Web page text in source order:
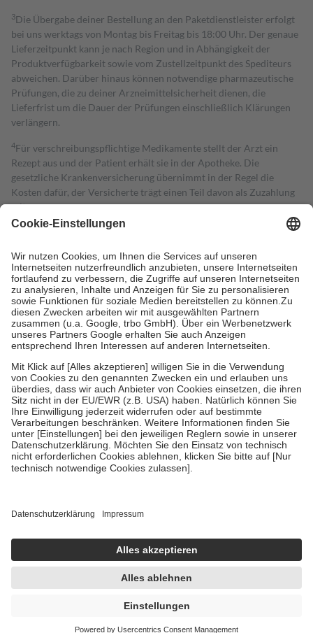
3Die Übergabe deiner Bestellung an den Paketdienstleister erfolgt
bei uns werktags von Montag bis Freitag bis 18:00 Uhr. Der genaue
Lieferzeitpunkt kann je nach Region und in Abhängigkeit der
Produktverfügbarkeit sowie vom Zustellzeitpunkt des Spediteurs
abweichen. Darüber hinaus können notwendige pharmazeutische
Prüfungen, die zu deiner Arzneimittelsicherheit dienen, die
Lieferfrist um die Dauer der Prüfungen einschließlich Klärungen
verlängern.
4Für verschreibungspflichtige Medikamente stellt der Arzt ein
Rezept aus und der Patient erhält sie in der Apotheke. Die
gesetzliche Krankenversicherung übernimmt in der Regel die
Kosten dafür, der Versicherte trägt einen Teil davon als Zuzahlung
mit.
Grundsätzlich leisten Mitglieder Zuzahlungen in Höhe von zehn
höchstens zehn Euro.
Es sind jedoch nie mehr als die tatsächlichen
Kosten der Leistung zu entrichten.
Diese Regeln gelten grundsätzlich auch für Online-Apotheken.
Bei Heilmitteln und häuslicher Krankenpflege beträgt die
Zuzahlung zehn Prozent der Kosten sowie zehn Euro je
Verordnung.
Um das Engagement der Versicherten für ihre eigene Gesundheit zu
stärken und die besondere Stellung der Familie zu unterstützen,
fallenkeine Zuzahlungenan bei:
• Kindern und Jugendlichen bis zum vollendeten 18. Lebensjahr
mit Ausnahme der Fahrkosten
• Untersuchungen zur Vorsorge und Früherkennung, die von der
GKV getragen werden
• empfohlenen Schutzimpfungen
• Harn- und Blutteststreifen
getroffen, um sicherzustellen, dass es sich um echte Bewertungen
https://help.etrusted.com/hc/de/articles/4419944605341
Einige Bilder und Inhalte wurden unter Zuhilfenahme künstlicher